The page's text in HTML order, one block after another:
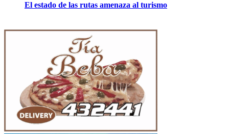
El estado de las rutas amenaza al turismo